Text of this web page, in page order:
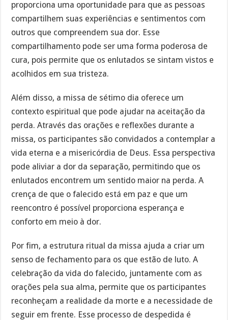
proporciona uma oportunidade para que as pessoas
compartilhem suas experiências e sentimentos com
outros que compreendem sua dor. Esse
compartilhamento pode ser uma forma poderosa de
cura, pois permite que os enlutados se sintam vistos e
acolhidos em sua tristeza.
Além disso, a missa de sétimo dia oferece um
contexto espiritual que pode ajudar na aceitação da
perda. Através das orações e reflexões durante a
missa, os participantes são convidados a contemplar a
vida eterna e a misericórdia de Deus. Essa perspectiva
pode aliviar a dor da separação, permitindo que os
enlutados encontrem um sentido maior na perda. A
crença de que o falecido está em paz e que um
reencontro é possível proporciona esperança e
conforto em meio à dor.
Por fim, a estrutura ritual da missa ajuda a criar um
senso de fechamento para os que estão de luto. A
celebração da vida do falecido, juntamente com as
orações pela sua alma, permite que os participantes
reconheçam a realidade da morte e a necessidade de
seguir em frente. Esse processo de despedida é